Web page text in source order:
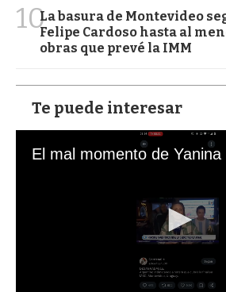
10La basura de Montevideo
Felipe Cardoso hasta al
obras que prevé la IMM
Te puede interesar